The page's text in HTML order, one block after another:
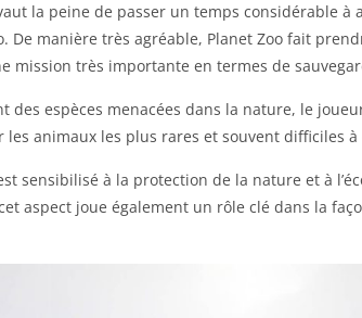
la peine de passer un temps considérable
De manière très agréable, Planet Zoo fait
mission très importante en termes de
des espèces menacées dans la nature, le
les animaux les plus rares et souvent difficiles à
sensibilisé à la protection de la nature et à
aspect joue également un rôle clé dans la